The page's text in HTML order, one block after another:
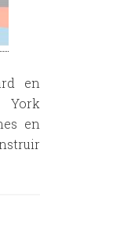
en
York
en